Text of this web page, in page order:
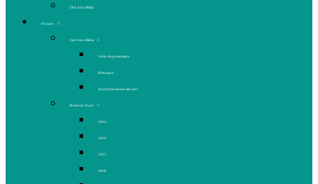
Club Ado Média
Dossiers
Club Ado Média
Vidéo de présentation
Historique
Journal des jeunes citoyens
Rivière du Nord
2005
2006
2007
2008